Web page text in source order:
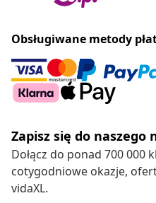
Obsługiwane metody
Zapisz się do naszego
Dołącz do ponad 700 000
cotygodniowe okazje,
vidaXL.